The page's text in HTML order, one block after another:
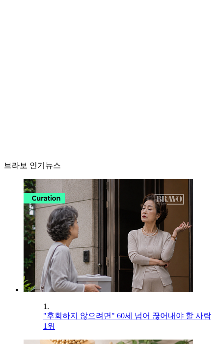
브라보 인기뉴스
1.
"후회하지 않으려면" 60세 넘어 끊어내야 할 사람
1위